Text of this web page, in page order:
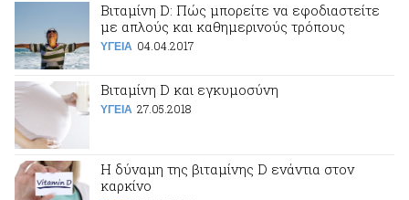
Βιταμίνη D: Πώς μπορείτε να εφοδιαστείτε
με απλούς και καθημερινούς τρόπους
ΥΓΕΙΑ 04.04.2017
Βιταμίνη D και εγκυμοσύνη
ΥΓΕΙΑ 27.05.2018
Η δύναμη της βιταμίνης D ενάντια στον
καρκίνο